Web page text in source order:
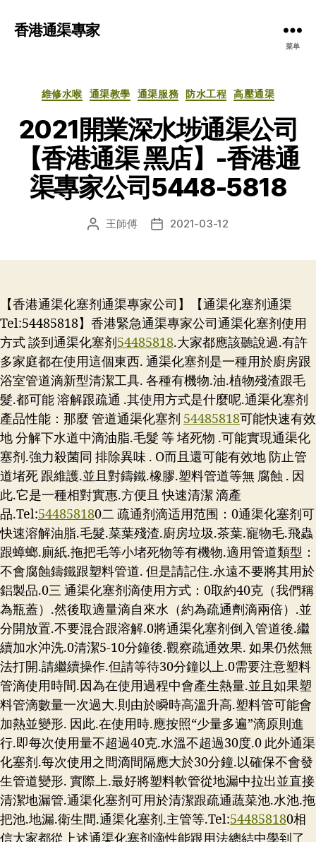
香港通渠專家
菜单
分
維修水喉 通渠教學 通渠服務 防水工程 高壓通渠
2021開業深水埗通渠公司
【香港通渠 黑店】-香港通
渠專家公司5448-5818
文 王師傅
发 2021-03-12
【香港通渠化塞剂通渠專家公司】【通渠化塞剂通渠
Tel:54485818】香港緊急通渠專家公司通渠化塞剂使用
方式 談到通渠化塞剂54485818.大家都應該聽說過.有許
多家庭都在使用這個東西. 通渠化塞剂是一種用於廚房跟
浴室管道滴新型清潔工具. 各種有機物.油.植物殘渣跟毛
髮.都可能 溶解跟疏通 .其使用方式是什麼呢.通渠化塞剂
產品性能：那麼 管道通渠化塞剂 54485818可能快速有效
地 分解下水道中滴油脂.毛髮 等 堵死物 .可能實現通渠化
塞剂.強力殺菌同 排除異味 . O而且還可能有效地 防止管
道堵死 跟維護.並且對鑄鐵.橡膠.塑料管道等無 腐蝕 . 因
此.它是一種相對實惠.方便且 快速清潔 滴產
品.Tel:544858180二 疏通剂滴适用范围：0通渠化塞剂可
快速溶解油脂.毛髮.菜葉殘渣.廚房垃圾.茶葉.寵物毛.飛蟲
跟蟑螂.廁紙.拖把毛等小堵死物等有機物.適用管道類型：
不會腐蝕鑄鐵跟塑料管道. 但是請記住.永遠不要將其用於
鋁製品.0三 通渠化塞剂滴使用方式：0取約40克（我們稱
為瓶蓋）.然後取適量滴自來水（約為疏通劑滴兩倍）.並
分開放置.不要混合跟溶解.0將通渠化塞剂倒入管道後.繼
續加水沖洗.0清潔5-10分鐘後.觀察疏通效果. 如果仍然無
法打開.請繼續操作.但請等待30分鐘以上.0需要注意塑料
管滴使用時間.因為在使用過程中會產生熱量.並且如果塑
料管滴數量一次過大.則由於瞬時高溫升高.塑料管可能會
加熱並變形. 因此.在使用時.應按照“少量多遍”滴原則進
行.即每次使用量不超過40克.水溫不超過30度.0 此外通渠
化塞剂.每次使用之間滴間隔應大於30分鐘.以確保不會發
生管道變形. 實際上.最好將塑料軟管從地漏中拉出並直接
清潔地漏管.通渠化塞剂可用於清潔跟疏通蔬菜池.水池.拖
把池.地漏.衛生間.通渠化塞剂.主管等.Tel:544858180相
信大家都從上述通渠化塞剂滴性能跟用法總結中學到了